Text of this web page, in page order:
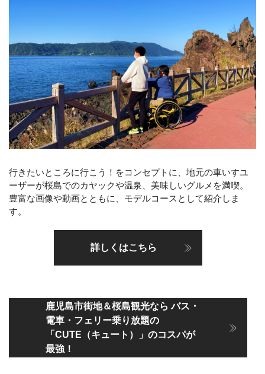
行きたいところに行こう！をコンセプトに、地元の車いすユ
ーザーが桜島でのカヤックや温泉、美味しいグルメを満喫。
豊富な画像や動画とともに、モデルコースとして紹介しま
す。
詳しくはこちら
鹿児島市街地＆桜島観光なら バス・
電車・フェリー乗り放題の
「CUTE（キュート）」のコスパが
最強！